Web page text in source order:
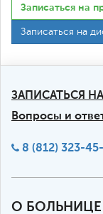
Записаться на
Записаться на
ЗАПИСАТЬСЯ
Вопросы и
8 (812) 323-
О БОЛЬНИЦЕ